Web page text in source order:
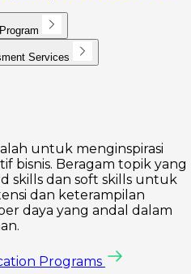
Services
untuk menginspirasi
bisnis. Beragam topik yang
skills dan soft skills untuk
dan keterampilan
daya yang andal dalam
Programs